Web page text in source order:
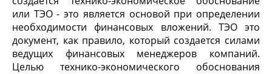
или ТЭО - это является основой при определении
необходимости финансовых вложений. ТЭО это
документ, как правило, который создается силами
ведущих финансовых менеджеров компаний.
Целью технико-экономического обоснования